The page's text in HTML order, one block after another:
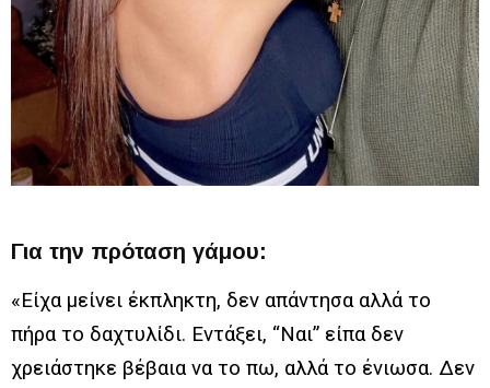
Για την πρόταση γάμου:
«Είχα μείνει έκπληκτη, δεν απάντησα αλλά το
πήρα το δαχτυλίδι. Εντάξει, “Ναι” είπα δεν
χρειάστηκε βέβαια να το πω, αλλά το ένιωσα. Δεν